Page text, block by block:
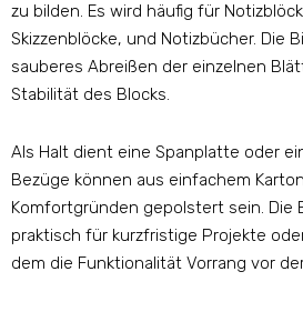
zu bilden. Es wird häufig für
Skizzenblöcke, und Notizbücher. Die
sauberes Abreißen der einzelnen
Stabilität des Blocks.
Als Halt dient eine Spanplatte oder
Bezüge können aus einfachem
Komfortgründen gepolstert sein. Die
praktisch für kurzfristige Projekte
dem die Funktionalität Vorrang vor